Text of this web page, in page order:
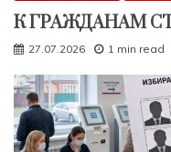
К ГРАЖДАНАМ
27.07.2026 1 min read